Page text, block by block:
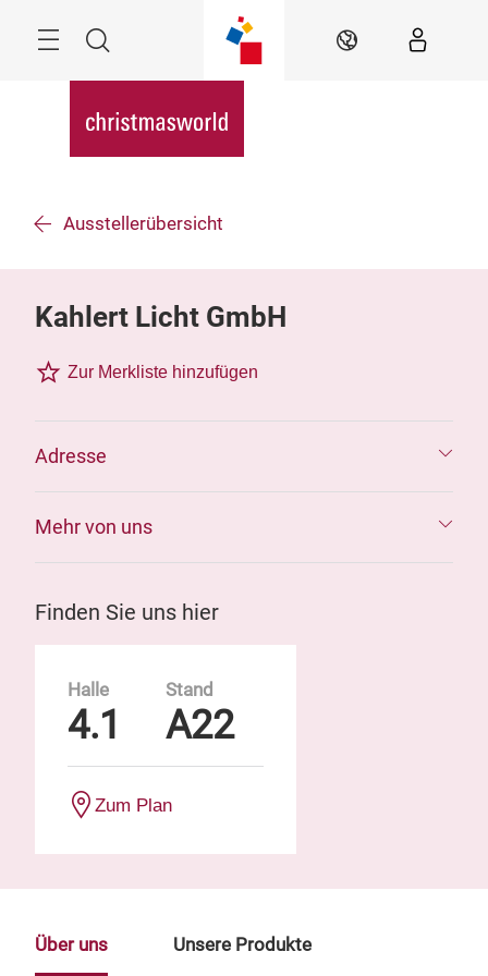
Suche DE
Ausstellerübersicht
Kahlert Licht GmbH
Zur Merkliste hinzufügen
Adresse
Mehr von uns
Finden Sie uns hier
Halle
4.1
Stand
A22
Zum Plan
Über uns Unsere Produkte